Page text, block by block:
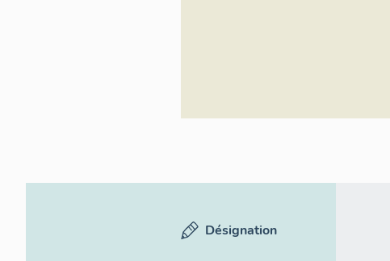
Désignation